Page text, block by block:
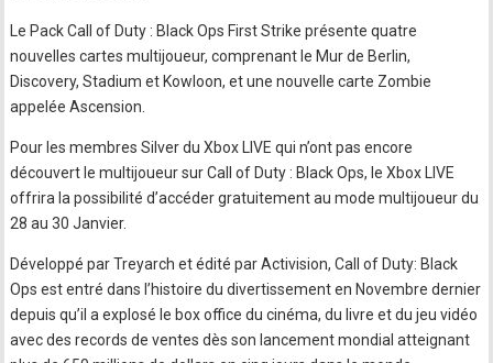
Le Pack Call of Duty : Black Ops First Strike présente quatre
nouvelles cartes multijoueur, comprenant le Mur de Berlin,
Discovery, Stadium et Kowloon, et une nouvelle carte Zombie
appelée Ascension.
Pour les membres Silver du Xbox LIVE qui n’ont pas encore
découvert le multijoueur sur Call of Duty : Black Ops, le Xbox LIVE
offrira la possibilité d’accéder gratuitement au mode multijoueur du
28 au 30 Janvier.
Développé par Treyarch et édité par Activision, Call of Duty: Black
Ops est entré dans l’histoire du divertissement en Novembre dernier
depuis qu’il a explosé le box office du cinéma, du livre et du jeu vidéo
avec des records de ventes dès son lancement mondial atteignant